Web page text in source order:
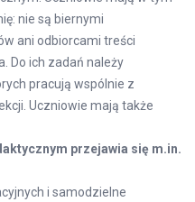
nie są biernymi
ani odbiorcami treści
Do ich zadań należy
pracują wspólnie z
Uczniowie mają także
przejawia się m.in.
i samodzielne